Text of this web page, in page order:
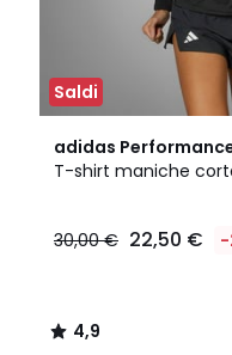
Saldi
adidas
T-shirt maniche
30,00 € 22,50 € -
4,9
/ 5
4,9
/